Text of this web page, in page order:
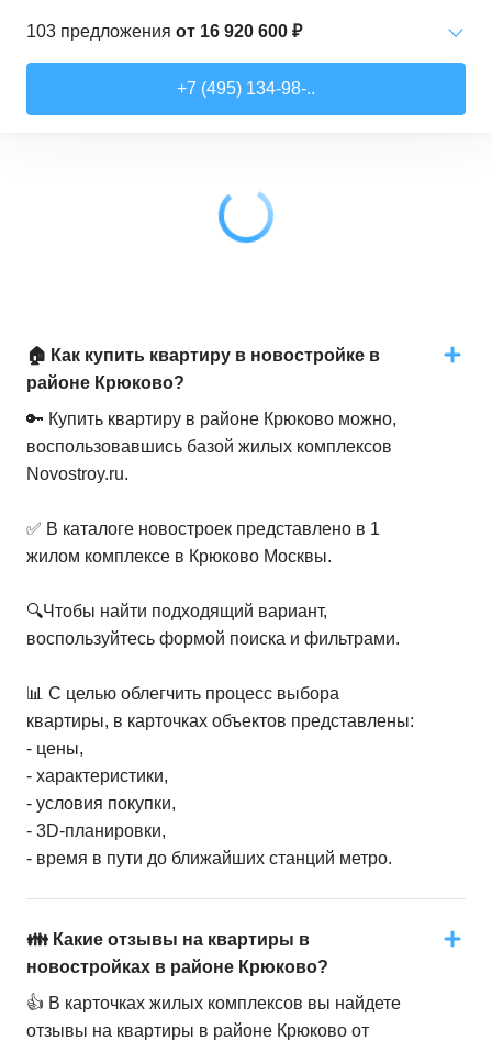
103 предложения от 16 920 600 ₽
+7 (495) 134-98-..
🏠 Как купить квартиру в новостройке в
районе Крюково?
🔑 Купить квартиру в районе Крюково можно,
воспользовавшись базой жилых комплексов
Novostroy.ru.
✅ В каталоге новостроек представлено в 1
жилом комплексе в Крюково Москвы.
🔍Чтобы найти подходящий вариант,
воспользуйтесь формой поиска и фильтрами.
📊 С целью облегчить процесс выбора
квартиры, в карточках объектов представлены:
- цены,
- характеристики,
- условия покупки,
- 3D-планировки,
- время в пути до ближайших станций метро.
👪 Какие отзывы на квартиры в
новостройках в районе Крюково?
👍 В карточках жилых комплексов вы найдете
отзывы на квартиры в районе Крюково от